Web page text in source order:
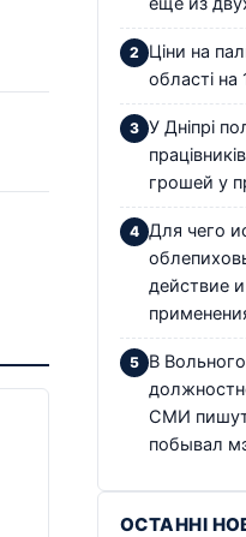
Ціни на
області на
У Дніпрі
грошей у
Для чего
действие
В
СМИ
побывал
ОСТАННІ